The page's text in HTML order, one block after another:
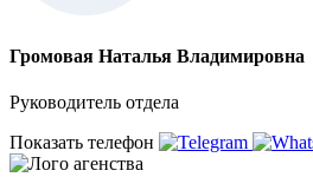
Громовая Наталья Владимировна
Руководитель отдела
Показать телефон